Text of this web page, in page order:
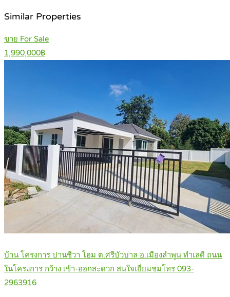
Similar Properties
ขาย For Sale
1,990,000฿
บ้าน โครงการ ปานชีวา โฮม ต.ศรีบัวบาล อ.เมืองลำพูน ทำเลดี ถนน
ในโครงการ กว้าง เข้า-ออกสะดวก สนใจเยี่ยมชมโทร 093-
2963916